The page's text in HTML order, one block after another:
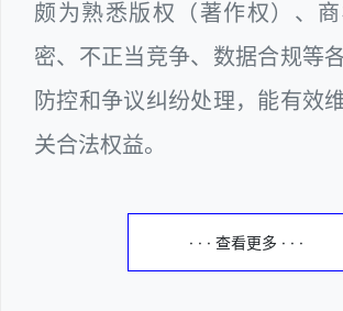
颇为熟悉版权（著作权）、
密、不正当竞争、数据合规等
防控和争议纠纷处理，能有效
关合法权益。
· · · 查看更多 · · ·